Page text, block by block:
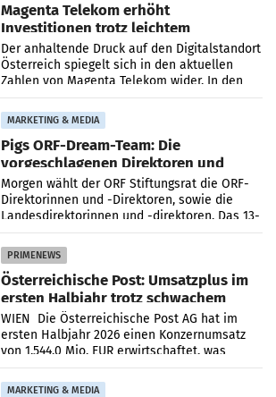
Magenta Telekom erhöht
Investitionen trotz leichtem
Umsatzrückgang
Der anhaltende Druck auf den Digitalstandort
Österreich spiegelt sich in den aktuellen
Zahlen von Magenta Telekom wider. In den
ersten sechs Monaten des laufenden Jahres
verzeichnete
MARKETING & MEDIA
Pigs ORF-Dream-Team: Die
vorgeschlagenen Direktoren und
Direktorinnen
Morgen wählt der ORF Stiftungsrat die ORF-
Direktorinnen und -Direktoren, sowie die
Landesdirektorinnen und -direktoren. Das 13-
köpfige Wunschteam des ab 1. Jänner 2027
amtierenden
PRIMENEWS
Österreichische Post: Umsatzplus im
ersten Halbjahr trotz schwachem
Briefgeschäft
WIEN Die Österreichische Post AG hat im
ersten Halbjahr 2026 einen Konzernumsatz
von 1.544,0 Mio. EUR erwirtschaftet, was
einem Plus von 3,8 Prozent gegenüber dem
Vergleichszeitraum
MARKETING & MEDIA